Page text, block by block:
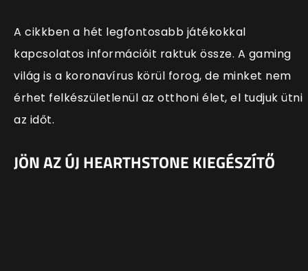
A cikkben a hét legfontosabb játékokkal
kapcsolatos információit raktuk össze. A gaming
világ is a koronavírus körül forog, de minket nem
érhet felkészületlenül az otthoni élet, el tudjuk ütni
az időt.
JÖN AZ ÚJ HEARTHSTONE KIEGÉSZÍTŐ